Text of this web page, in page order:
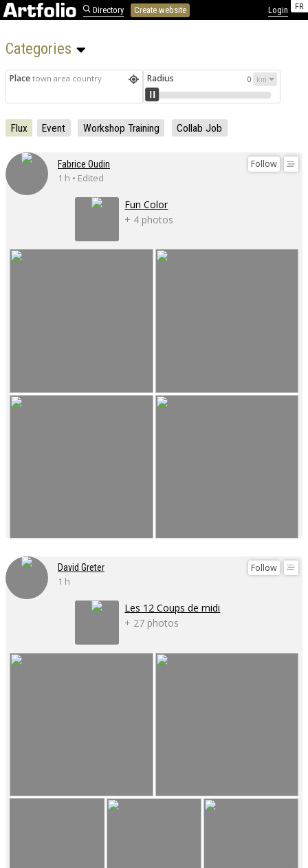
FR
Directory Create website Login
Categories
Place town area country Radius 0
Flux Event Workshop Training Collab Job
Follow
Fabrice Oudin
1 h • Edited
Fun Color
+ 4 photos
Follow
David Greter
1 h
Les 12 Coups de midi
+ 27 photos